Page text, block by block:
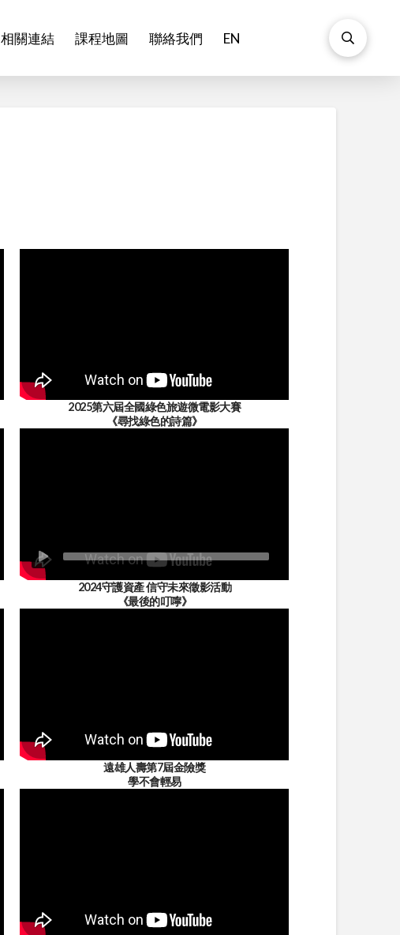
相關連結 課程地圖 聯絡我們 EN
2025第六屆全國綠色旅遊微電影大賽
《尋找綠色的詩篇》
2024守護資產 信守未來徵影活動
《最後的叮嚀》
遠雄人壽第7屆金險獎
學不會輕易